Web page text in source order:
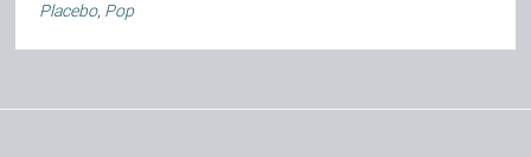
Placebo, Pop